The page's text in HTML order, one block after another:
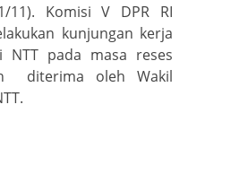
11). Komisi V DPR RI
kunjungan kerja
NTT pada masa reses
diterima oleh Wakil